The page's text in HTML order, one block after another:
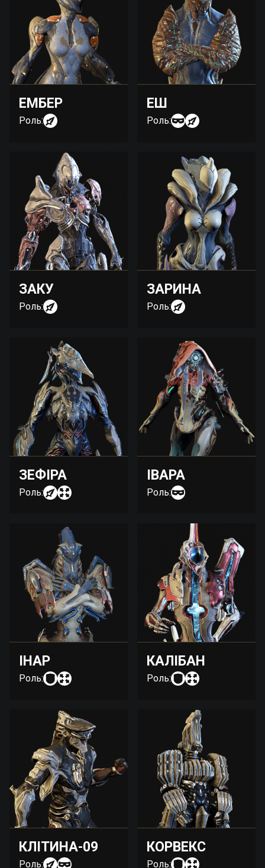
ЕМБЕР
Роль:
ЕШ
Роль:
ЗАКУ
Роль:
ЗАРИНА
Роль:
ЗЕФІРА
Роль:
ІВАРА
Роль:
ІНАР
Роль:
КАЛІБАН
Роль:
КЛІТИНА-09
Роль:
КОРВЕКС
Роль: